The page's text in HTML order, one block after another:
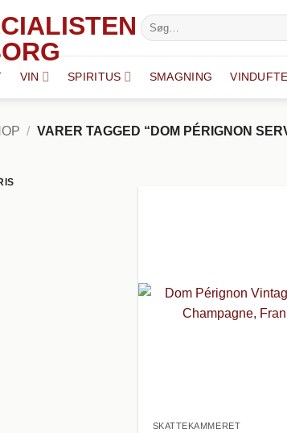
Søg
efter:
VIN SPIRITUS SMAGNING VINDUFTE
/ VARER TAGGED “DOM PÉRIGNON
SKATTEKAMMERET